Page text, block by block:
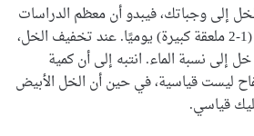
إلى وجباتك، فيبدو أن معظم الدراسات
أوصت بحوالي 15-30 مل (1-2 ملعقة كبيرة) يوميًا. عند تخفيف الخل،
النسبة المقترحة هي 1:10 خل إلى نسبة الماء. انتبه إلى أن كمية
ليست قياسية، في حين أن الخل الأبيض